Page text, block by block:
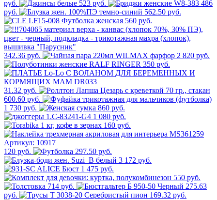
руб. 523 руб.
486
руб.
562.50 руб.
560 руб.
342.36 руб.
2 820 руб.
350 руб.
31.32 руб.
600.60 руб.
1 730 руб.
860 руб.
1 080 руб.
160 руб.
120 руб.
297.50 руб.
3 172 руб.
1 475 руб.
550 руб.
714 руб.
275.63
руб.
169.32 руб.